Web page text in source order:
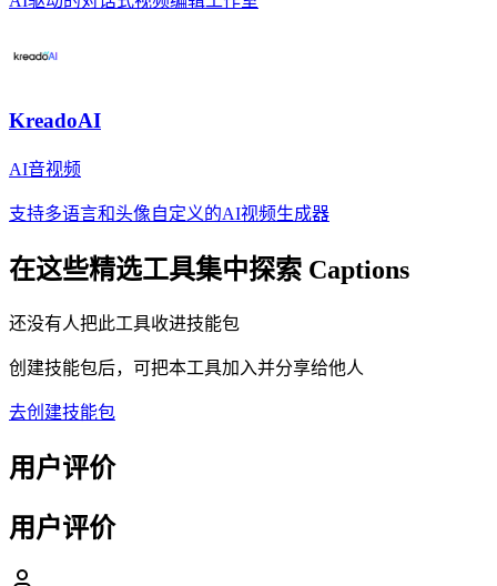
KreadoAI
AI音视频
支持多语言和头像自定义的AI视频生成器
在这些精选工具集中探索 Captions
还没有人把此工具收进技能包
创建技能包后，可把本工具加入并分享给他人
去创建技能包
用户评价
用户评价